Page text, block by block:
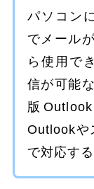
パソコン
でメール
ら使用で
信が可能
版
Outlookや
で対応す